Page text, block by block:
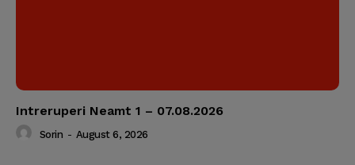
Intreruperi Neamt 1 – 07.08.2026
Sorin - August 6, 2026